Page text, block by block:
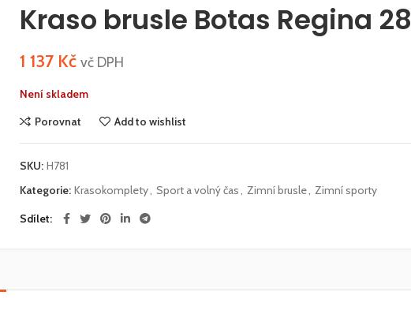
Kraso brusle Botas Regina 28
1 137 Kč vč DPH
Není skladem
Porovnat
Add to wishlist
SKU: H781
Kategorie: Krasokomplety, Sport a volný čas, Zimní brusle, Zimní sporty
Sdílet